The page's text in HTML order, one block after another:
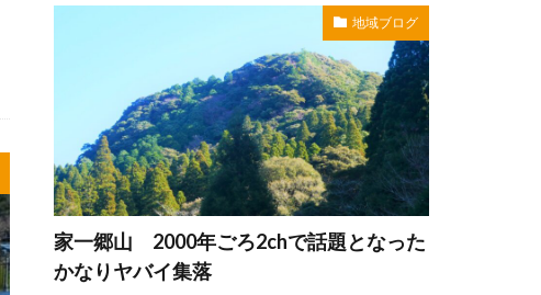
地域ブログ
家一郷山 2000年ごろ2chで話題となった
かなりヤバイ集落